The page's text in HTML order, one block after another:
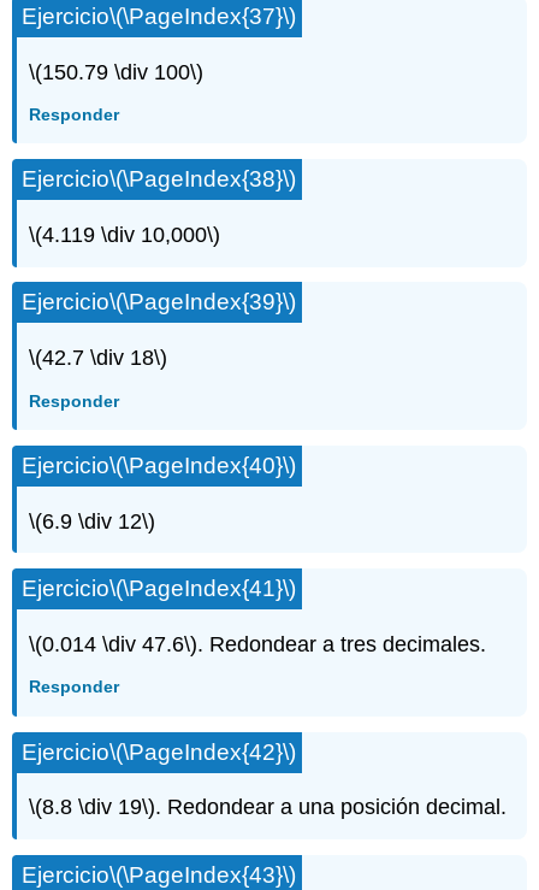
Ejercicio\(\PageIndex{37}\)
\(150.79 \div 100\)
Responder
Ejercicio\(\PageIndex{38}\)
\(4.119 \div 10,000\)
Ejercicio\(\PageIndex{39}\)
\(42.7 \div 18\)
Responder
Ejercicio\(\PageIndex{40}\)
\(6.9 \div 12\)
Ejercicio\(\PageIndex{41}\)
\(0.014 \div 47.6\). Redondear a tres decimales.
Responder
Ejercicio\(\PageIndex{42}\)
\(8.8 \div 19\). Redondear a una posición decimal.
Ejercicio\(\PageIndex{43}\)